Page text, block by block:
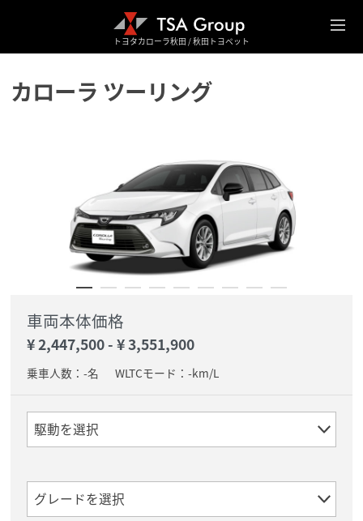
トヨタカローラ秋田 / 秋田トヨペット
カローラ ツーリング
車両本体価格
¥ 2,447,500-¥ 3,551,900
乗車人数：-名 WLTCモード：-km/L